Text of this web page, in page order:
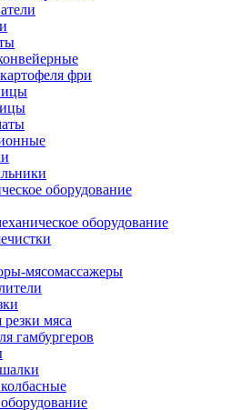
фри
оборудование
оборудование
мясомассажеры
мяса
гамбургеров